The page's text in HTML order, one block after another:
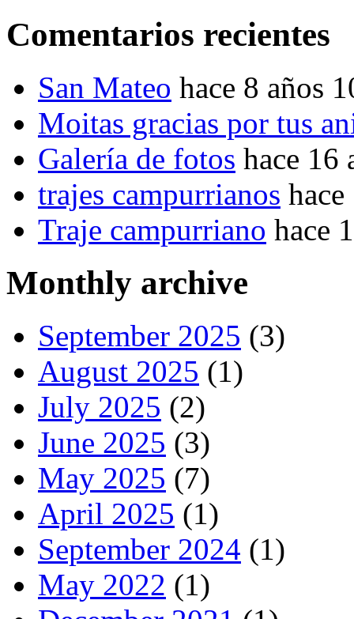
Comentarios recientes
San Mateo hace 8 años
Moitas gracias por tus
Galería de fotos hace 16
trajes campurrianos
Traje campurriano hace
Monthly archive
September 2025 (3)
August 2025 (1)
July 2025 (2)
June 2025 (3)
May 2025 (7)
April 2025 (1)
September 2024 (1)
May 2022 (1)